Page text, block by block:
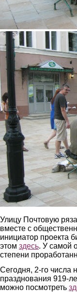
img_2994.jpg
Улицу Почтовую
вместе с
инициатор проекта
этом здесь. У самой
степени
Сегодня, 2-го числа
празднования 919-
можно посмотреть